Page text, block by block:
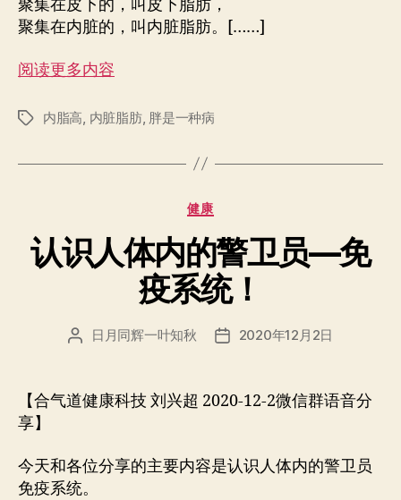
聚集在皮下的，叫皮下脂肪，
聚集在内脏的，叫内脏脂肪。[……]
阅读更多内容
标
内脂高 内脏脂肪, 胖是一种病
分
健康
认识人体内的警卫员—免
疫系统！
文
者
日月同辉一叶知秋
发
期
2020年12月2日
【合气道健康科技 刘兴超 2020-12-2微信群语音分
享】
今天和各位分享的主要内容是认识人体内的警卫员
免疫系统。